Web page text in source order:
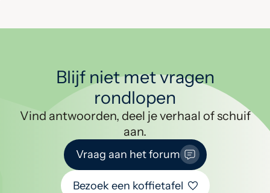
Blijf niet met vragen
rondlopen
Vind antwoorden, deel je verhaal of schuif
aan.
Vraag aan het forum
Bezoek een koffietafel